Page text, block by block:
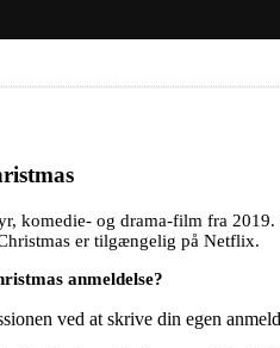
komedie- og drama-film fra
er tilgængelig på Netflix.
anmeldelse?
ved at skrive din egen